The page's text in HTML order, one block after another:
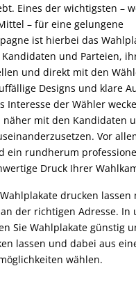
Eines der wichtigsten –
– für eine gelungene
ist hierbei das
und Parteien,
und direkt mit den
Designs und klare
Interesse der Wähler
näher mit den Kandidaten
Vor
ein rundherum
Druck Ihrer
drucken lassen
an der richtigen Adresse.
Sie Wahlplakate günstig
lassen und dabei aus
wählen.